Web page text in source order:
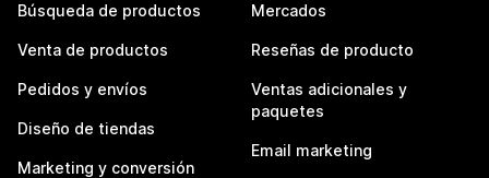
Búsqueda de productos
Venta de productos
Pedidos y envíos
Diseño de tiendas
Marketing y conversión
Mercados
Reseñas de producto
Ventas adicionales y
paquetes
Email marketing